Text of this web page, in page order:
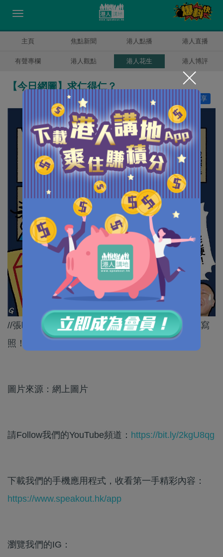
主頁 焦點新聞 港人點播 港人直播
有聲專欄 港人觀點 港人花生 港人博評
【今日網圖】求仁得仁？
分享
讚好
//張曉明主任今朝講呢兩句金句，確實係戴耀廷嘅寫
照！//
圖片來源：網上圖片
請Follow我們的YouTube頻道： https://bit.ly/2kgU8qg
下載我們的手機應用程式，收看第一手精彩內容：
https://www.speakout.hk/app
瀏覽我們的IG：